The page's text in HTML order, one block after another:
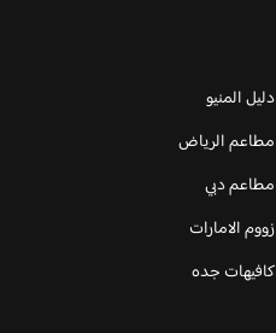
دليل المنيو
مطاعم الرياض
مطاعم دبي
زووم الامارات
كافيهات جده